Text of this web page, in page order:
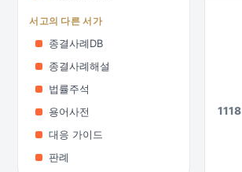
서고의 다른 서가
종결사례DB
종결사례해설
법률주석
용어사전
대응 가이드
판례
1118